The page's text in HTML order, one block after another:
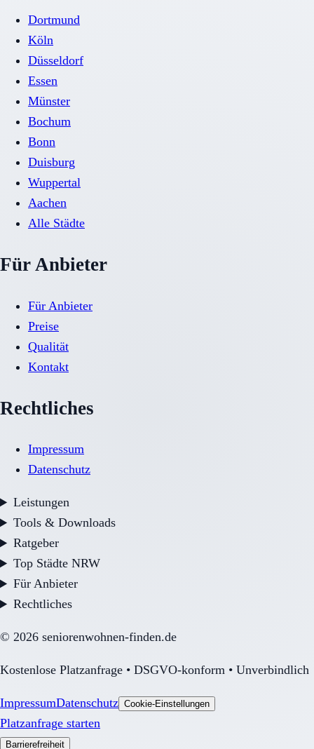
Dortmund
Köln
Düsseldorf
Essen
Münster
Bochum
Bonn
Duisburg
Wuppertal
Aachen
Alle Städte
Für Anbieter
Für Anbieter
Preise
Qualität
Kontakt
Rechtliches
Impressum
Datenschutz
Leistungen
Tools & Downloads
Ratgeber
Top Städte NRW
Für Anbieter
Rechtliches
© 2026 seniorenwohnen-finden.de
Kostenlose Platzanfrage • DSGVO-konform • Unverbindlich
ImpressumDatenschutz Cookie-Einstellungen
Platzanfrage starten
Barrierefreiheit